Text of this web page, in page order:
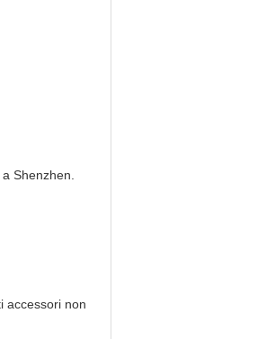
Shenzhen.
accessori non